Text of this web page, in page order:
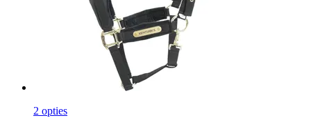
2 opties